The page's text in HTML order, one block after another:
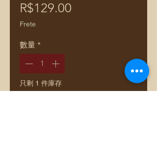
R$129.00
Frete
數量 *
只剩 1 件庫存